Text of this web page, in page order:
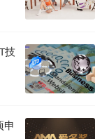
道和方式都发生
接起来。企业在
索和数据都会被
分析。
技
申